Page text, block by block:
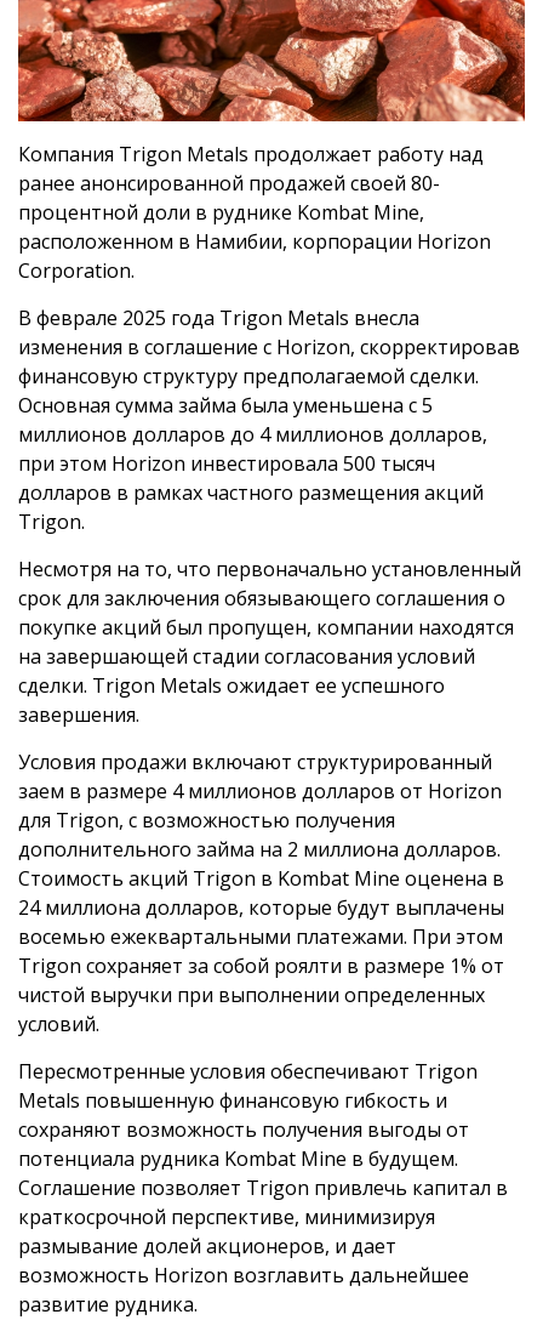
Компания Trigon Metals продолжает работу над
ранее анонсированной продажей своей 80-
процентной доли в руднике Kombat Mine,
расположенном в Намибии, корпорации Horizon
Corporation.
В феврале 2025 года Trigon Metals внесла
изменения в соглашение с Horizon, скорректировав
финансовую структуру предполагаемой сделки.
Основная сумма займа была уменьшена с 5
миллионов долларов до 4 миллионов долларов,
при этом Horizon инвестировала 500 тысяч
долларов в рамках частного размещения акций
Trigon.
Несмотря на то, что первоначально установленный
срок для заключения обязывающего соглашения о
покупке акций был пропущен, компании находятся
на завершающей стадии согласования условий
сделки. Trigon Metals ожидает ее успешного
завершения.
Условия продажи включают структурированный
заем в размере 4 миллионов долларов от Horizon
для Trigon, с возможностью получения
дополнительного займа на 2 миллиона долларов.
Стоимость акций Trigon в Kombat Mine оценена в
24 миллиона долларов, которые будут выплачены
восемью ежеквартальными платежами. При этом
Trigon сохраняет за собой роялти в размере 1% от
чистой выручки при выполнении определенных
условий.
Пересмотренные условия обеспечивают Trigon
Metals повышенную финансовую гибкость и
сохраняют возможность получения выгоды от
потенциала рудника Kombat Mine в будущем.
Соглашение позволяет Trigon привлечь капитал в
краткосрочной перспективе, минимизируя
размывание долей акционеров, и дает
возможность Horizon возглавить дальнейшее
развитие рудника.